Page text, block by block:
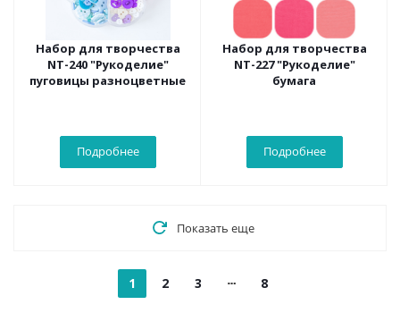
Набор для творчества
NT-240 "Рукоделие"
пуговицы разноцветные
Подробнее
Набор для творчества
NT-227 "Рукоделие"
бумага
Подробнее
Показать еще
1 2 3 8